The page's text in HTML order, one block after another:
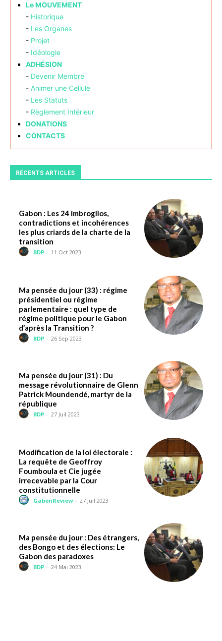
Le MOUVEMENT
- Historique
- Les Organes
- Projet
- Idéologie
ADHÉSION
- Devenir Membre
- Animer une Cellule
- Les Statuts
- Règlement Intérieur
DONATIONS
CONTACTS
RÉCENTS ARTICLES
Gabon : Les 24 imbroglios,
contradictions et incohérences
les plus criards de la charte de la
transition
BDP - 11 Oct 2023
Ma pensée du jour (33) : régime
présidentiel ou régime
parlementaire : quel type de
régime politique pour le Gabon
d’après la Transition ?
BDP - 26 Sep 2023
Ma pensée du jour (31) : Du
message révolutionnaire de Glenn
Patrick Moundendé, martyr de la
république
BDP - 27 Juil 2023
Modification de la loi électorale :
La requête de Geoffroy
Foumboula et Cie jugée
irrecevable par la Cour
constitutionnelle
GabonReview - 27 Juil 2023
Ma pensée du jour : Des étrangers,
des Bongo et des élections: Le
Gabon des paradoxes
BDP - 24 Mai 2023